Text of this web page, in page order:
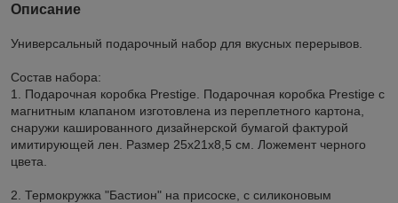
Описание
Универсальный подарочный набор для вкусных перерывов.
Состав набора:
1. Подарочная коробка Prestige. Подарочная коробка Prestige с
магнитным клапаном изготовлена из переплетного картона,
снаружи кашированного дизайнерской бумагой фактурой
имитирующей лен. Размер 25x21x8,5 см. Ложемент черного
цвета.
2. Термокружка "Бастион" на присоске, с силиконовым